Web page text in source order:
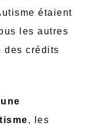
étaient
les autres
des crédits
, les